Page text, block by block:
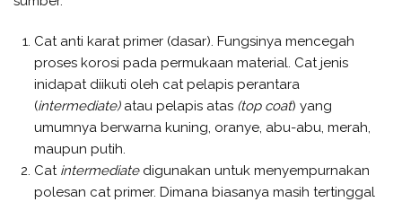
Cat anti karat primer (dasar). Fungsinya mencegah
proses korosi pada permukaan material. Cat jenis
inidapat diikuti oleh cat pelapis perantara
(intermediate) atau pelapis atas (top coat) yang
umumnya berwarna kuning, oranye, abu-abu, merah,
maupun putih.
Cat intermediate digunakan untuk menyempurnakan
polesan cat primer. Dimana biasanya masih tertinggal